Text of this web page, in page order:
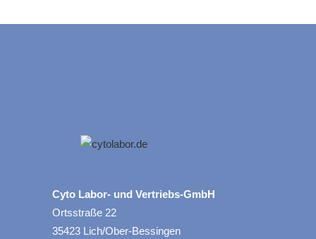
Cyto Labor- und Vertriebs-GmbH
Ortsstraße 22
35423 Lich/Ober-Bessingen